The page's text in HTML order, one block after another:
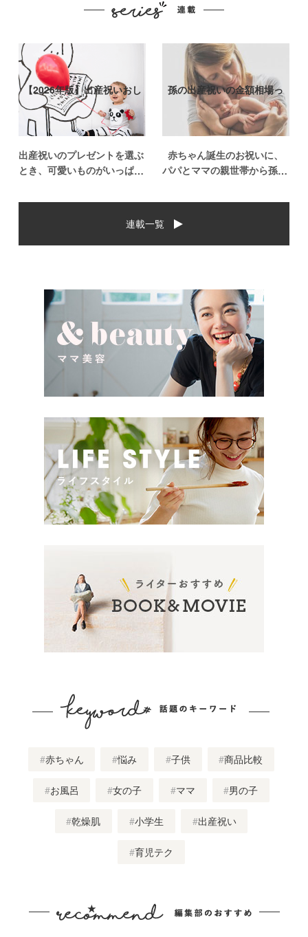
【2026年版】出産祝いおし
ゃれなプ…
出産祝いのプレゼントを選ぶ
とき、可愛いものがいっぱい
の気持ちを込めて贈るものだ
いし、たくさん使ってもらえ
るものをプレゼントしたい。
孫の出産祝いの金額相場っ
て？出産祝い…
赤ちゃん誕生のお祝いに、
パパとママの親世帯から孫誕
た場合、今現在のお祝いの相
んなものなのでしょうか。ま
た、出産祝いに関して気をつ
連載一覧
赤ちゃん 悩み 子供 商品比較
お風呂 女の子 ママ 男の子
乾燥肌 小学生 出産祝い
育児テク